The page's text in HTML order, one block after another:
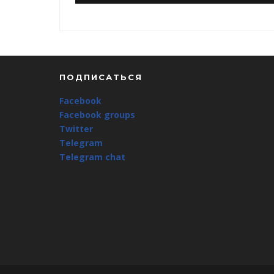
ПОДПИСАТЬСЯ
Facebook
Facebook groups
Twitter
Telegram
Telegram chat